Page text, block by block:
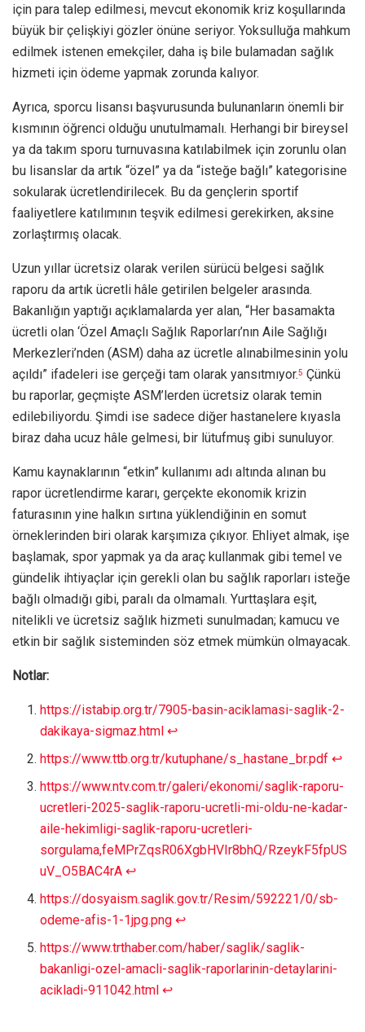
için para talep edilmesi, mevcut ekonomik kriz koşullarında
büyük bir çelişkiyi gözler önüne seriyor. Yoksulluğa mahkum
edilmek istenen emekçiler, daha iş bile bulamadan sağlık
hizmeti için ödeme yapmak zorunda kalıyor.
Ayrıca, sporcu lisansı başvurusunda bulunanların önemli bir
kısmının öğrenci olduğu unutulmamalı. Herhangi bir bireysel
ya da takım sporu turnuvasına katılabilmek için zorunlu olan
bu lisanslar da artık “özel” ya da “isteğe bağlı” kategorisine
sokularak ücretlendirilecek. Bu da gençlerin sportif
faaliyetlere katılımının teşvik edilmesi gerekirken, aksine
zorlaştırmış olacak.
Uzun yıllar ücretsiz olarak verilen sürücü belgesi sağlık
raporu da artık ücretli hâle getirilen belgeler arasında.
Bakanlığın yaptığı açıklamalarda yer alan, “Her basamakta
ücretli olan ‘Özel Amaçlı Sağlık Raporları’nın Aile Sağlığı
Merkezleri’nden (ASM) daha az ücretle alınabilmesinin yolu
açıldı” ifadeleri ise gerçeği tam olarak yansıtmıyor.5 Çünkü
bu raporlar, geçmişte ASM’lerden ücretsiz olarak temin
edilebiliyordu. Şimdi ise sadece diğer hastanelere kıyasla
biraz daha ucuz hâle gelmesi, bir lütufmuş gibi sunuluyor.
Kamu kaynaklarının “etkin” kullanımı adı altında alınan bu
rapor ücretlendirme kararı, gerçekte ekonomik krizin
faturasının yine halkın sırtına yüklendiğinin en somut
örneklerinden biri olarak karşımıza çıkıyor. Ehliyet almak, işe
başlamak, spor yapmak ya da araç kullanmak gibi temel ve
gündelik ihtiyaçlar için gerekli olan bu sağlık raporları isteğe
bağlı olmadığı gibi, paralı da olmamalı. Yurttaşlara eşit,
nitelikli ve ücretsiz sağlık hizmeti sunulmadan; kamucu ve
etkin bir sağlık sisteminden söz etmek mümkün olmayacak.
Notlar:
https://istabip.org.tr/7905-basin-aciklamasi-saglik-2-
dakikaya-sigmaz.html ↩︎
https://www.ttb.org.tr/kutuphane/s_hastane_br.pdf ↩︎
https://www.ntv.com.tr/galeri/ekonomi/saglik-raporu-
ucretleri-2025-saglik-raporu-ucretli-mi-oldu-ne-kadar-
aile-hekimligi-saglik-raporu-ucretleri-
sorgulama,feMPrZqsR06XgbHVIr8bhQ/RzeykF5fpUS
uV_O5BAC4rA ↩︎
https://dosyaism.saglik.gov.tr/Resim/592221/0/sb-
odeme-afis-1-1jpg.png ↩︎
https://www.trthaber.com/haber/saglik/saglik-
bakanligi-ozel-amacli-saglik-raporlarinin-detaylarini-
acikladi-911042.html ↩︎